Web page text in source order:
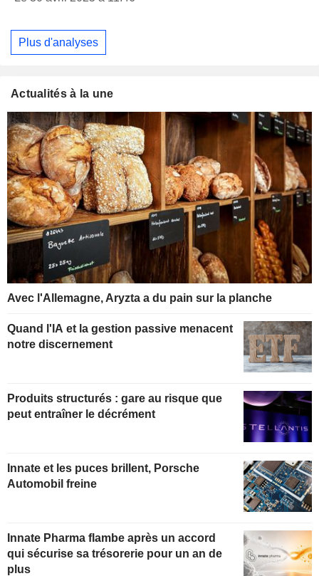
Plus d'analyses
Actualités à la une
Avec l'Allemagne, Aryzta a du pain sur la planche
Quand l'IA et la gestion passive menacent
notre discernement
Produits structurés : gare au risque que
peut entraîner le décrément
Innate et les puces brillent, Porsche
Automobil freine
Innate Pharma flambe après un accord
qui sécurise sa trésorerie pour un an de
plus